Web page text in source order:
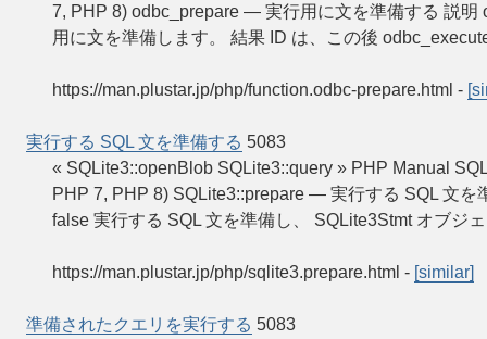
7, PHP 8) odbc_prepare — 実行用に文を準備する 説明
用に文を準備します。 結果 ID は、この後
https://man.plustar.jp/php/function.odbc-prepare.html -
実行する SQL 文を準備する 5083
« SQLite3::openBlob SQLite3::query » PHP Manual
PHP 7, PHP 8) SQLite3::prepare — 実行する SQL 文を
false 実行する SQL 文を準備し、 SQLite3Stmt オブジ
https://man.plustar.jp/php/sqlite3.prepare.html - [similar]
準備されたクエリを実行する 5083